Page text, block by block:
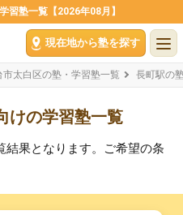
習塾一覧【2026年08月】
現在地から塾を探す
市太白区の塾・学習塾一覧 長町駅の
けの学習塾一覧
結果となります。ご希望の条